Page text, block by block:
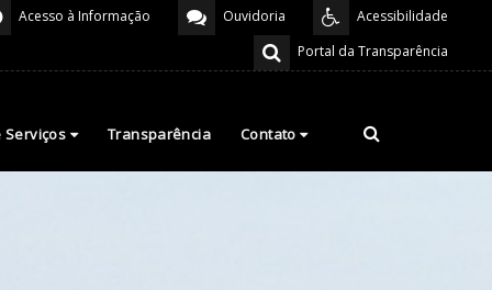
Acessibilidade
Ouvidoria
Acesso à Informação
Portal da Transparência
Serviços Transparência Contato